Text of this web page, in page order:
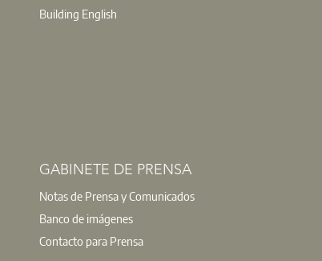
Building English
GABINETE DE PRENSA
Notas de Prensa y Comunicados
Banco de imágenes
Contacto para Prensa